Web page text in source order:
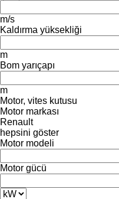
m/s
Kaldırma yüksekliği
m
Bom yarıçapı
m
Motor, vites kutusu
Motor markası
Renault
hepsini göster
Motor modeli
Motor gücü